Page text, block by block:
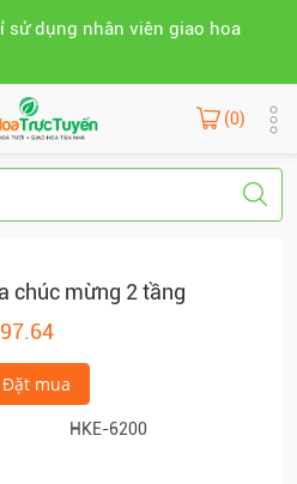
sử dụng nhân viên giao hoa
(0)
chúc mừng 2 tầng
Đặt mua
HKE-6200